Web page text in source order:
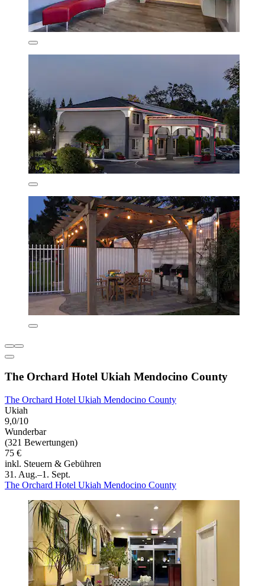
The Orchard Hotel Ukiah Mendocino County
The Orchard Hotel Ukiah Mendocino County
Ukiah
9,0/10
Wunderbar
(321 Bewertungen)
75 €
inkl. Steuern & Gebühren
31. Aug.–1. Sept.
The Orchard Hotel Ukiah Mendocino County